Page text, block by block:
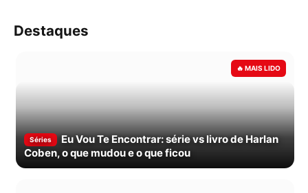
Destaques
Séries
Eu Vou Te Encontrar: série vs livro de Harlan
Coben, o que mudou e o que ficou